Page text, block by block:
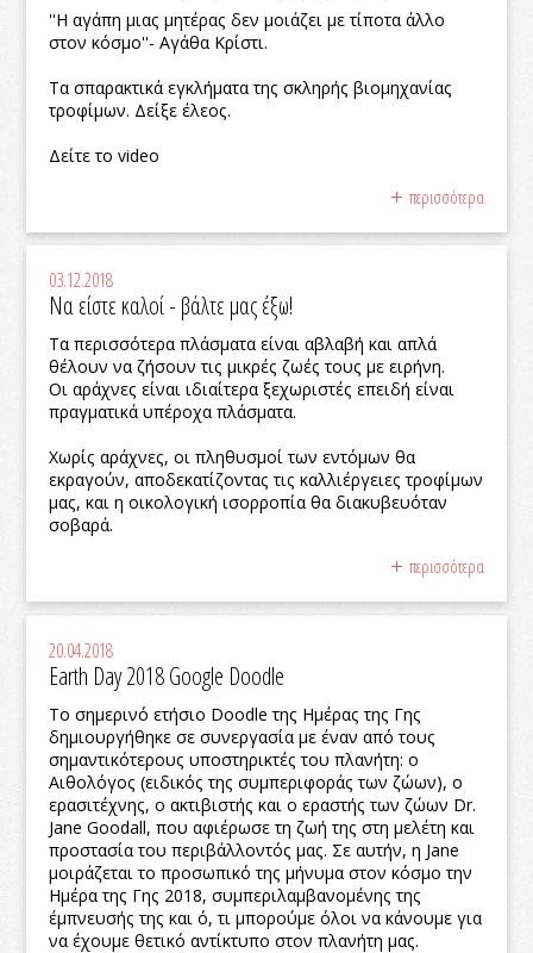
''Η αγάπη μιας μητέρας δεν μοιάζει με τίποτα άλλο
στον κόσμο''- Αγάθα Κρίστι.
Τα σπαρακτικά εγκλήματα της σκληρής βιομηχανίας
τροφίμων. Δείξε έλεος.
Δείτε το video
περισσότερα
03.12.2018
Να είστε καλοί - βάλτε μας έξω!
Τα περισσότερα πλάσματα είναι αβλαβή και απλά
θέλουν να ζήσουν τις μικρές ζωές τους με ειρήνη.
Οι αράχνες είναι ιδιαίτερα ξεχωριστές επειδή είναι
πραγματικά υπέροχα πλάσματα.
Χωρίς αράχνες, οι πληθυσμοί των εντόμων θα
εκραγούν, αποδεκατίζοντας τις καλλιέργειες τροφίμων
μας, και η οικολογική ισορροπία θα διακυβευόταν
σοβαρά.
περισσότερα
20.04.2018
Earth Day 2018 Google Doodle
Το σημερινό ετήσιο Doodle της Ημέρας της Γης
δημιουργήθηκε σε συνεργασία με έναν από τους
σημαντικότερους υποστηρικτές του πλανήτη: ο
Αιθολόγος (ειδικός της συμπεριφοράς των ζώων), ο
ερασιτέχνης, ο ακτιβιστής και ο εραστής των ζώων Dr.
Jane Goodall, που αφιέρωσε τη ζωή της στη μελέτη και
προστασία του περιβάλλοντός μας. Σε αυτήν, η Jane
μοιράζεται το προσωπικό της μήνυμα στον κόσμο την
Ημέρα της Γης 2018, συμπεριλαμβανομένης της
έμπνευσής της και ό, τι μπορούμε όλοι να κάνουμε για
να έχουμε θετικό αντίκτυπο στον πλανήτη μας.